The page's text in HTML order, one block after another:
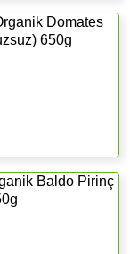
Domates
650g
Baldo Pirinç